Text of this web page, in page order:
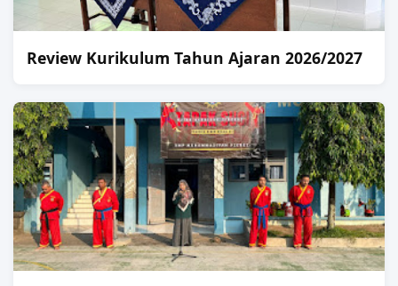
Review Kurikulum Tahun Ajaran 2026/2027